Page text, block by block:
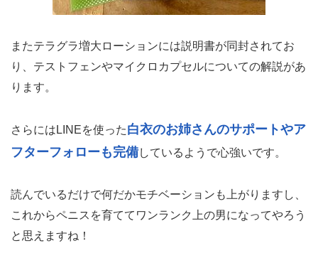
またテラグラ増大ローションには説明書が同封されてお
り、テストフェンやマイクロカプセルについての解説があ
ります。
さらにはLINEを使った白衣のお姉さんのサポートやア
フターフォローも完備しているようで心強いです。
読んでいるだけで何だかモチベーションも上がりますし、
これからペニスを育ててワンランク上の男になってやろう
と思えますね！